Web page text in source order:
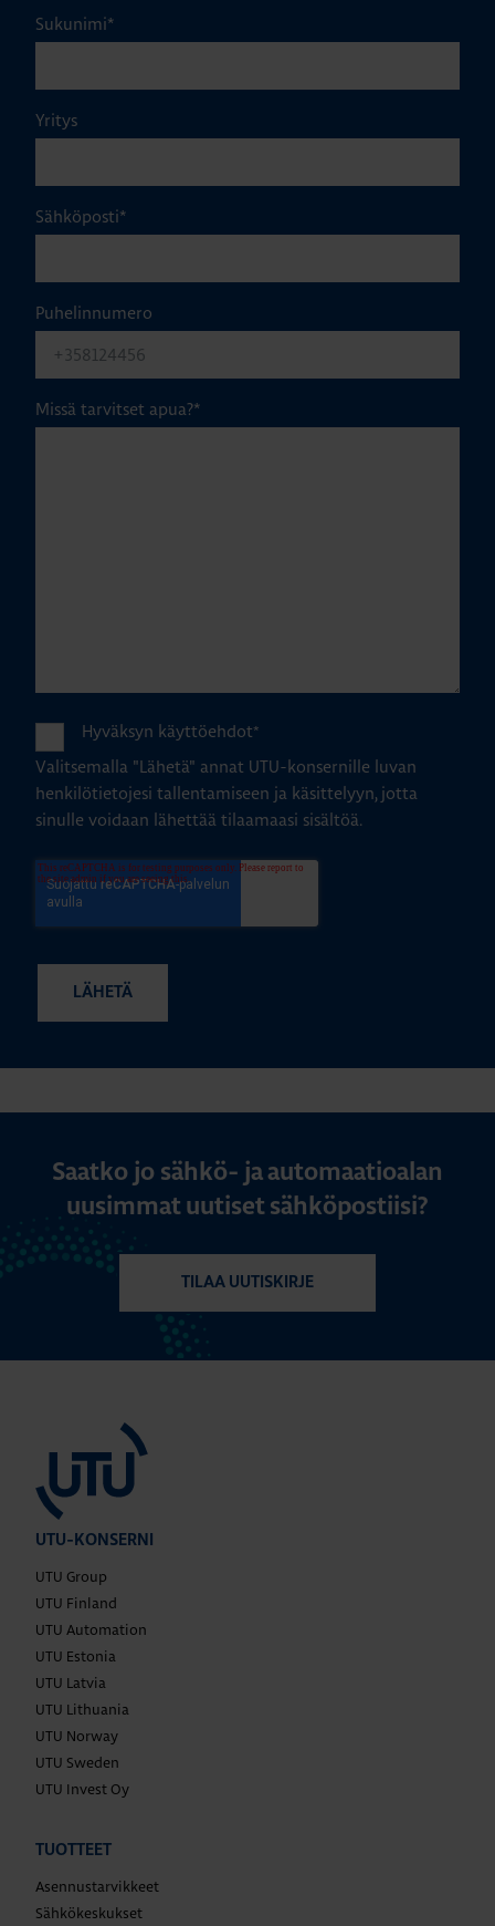
Sukunimi*
Yritys
Sähköposti*
Puhelinnumero
Missä tarvitset apua?*
Hyväksyn käyttöehdot*
Valitsemalla "Lähetä" annat UTU-konsernille luvan
henkilötietojesi tallentamiseen ja käsittelyyn, jotta
sinulle voidaan lähettää tilaamaasi sisältöä.
Saatko jo sähkö- ja automaatioalan
uusimmat uutiset sähköpostiisi?
TILAA UUTISKIRJE
UTU-KONSERNI
UTU Group
UTU Finland
UTU Automation
UTU Estonia
UTU Latvia
UTU Lithuania
UTU Norway
UTU Sweden
UTU Invest Oy
TUOTTEET
Asennustarvikkeet
Sähkökeskukset